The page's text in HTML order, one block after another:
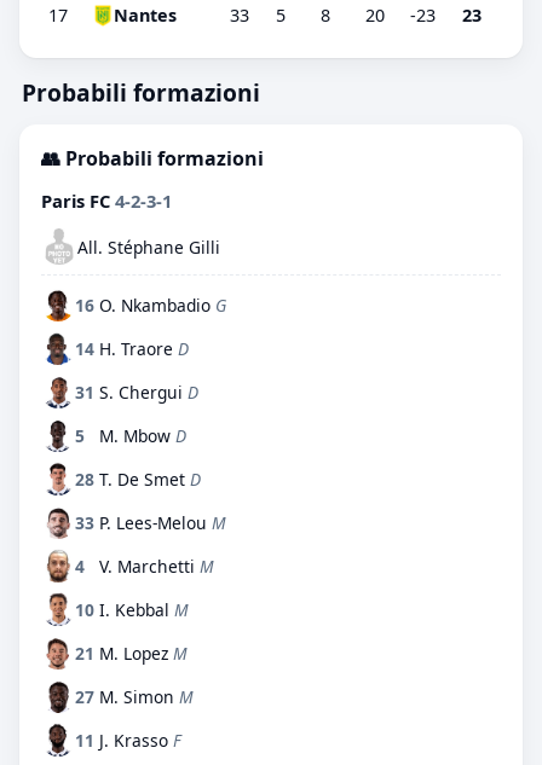
17 Nantes 33 5 8 20 -23 23
Probabili formazioni
👥 Probabili formazioni
Paris FC 4-2-3-1
All. Stéphane Gilli
16 O. Nkambadio G
14 H. Traore D
31 S. Chergui D
5
M. Mbow D
28 T. De Smet D
33 P. Lees-Melou M
4
V. Marchetti M
10 I. Kebbal M
21 M. Lopez M
27 M. Simon M
11 J. Krasso F